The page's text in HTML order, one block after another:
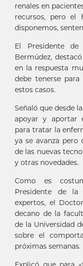
renales en
recursos, pero el
disponemos,
El Presidente de
Bermúdez,
en la respuesta
debe tenerse
estos casos.
Señaló que desde
apoyar y aportar
para tratar la
ya se avanza pero
de las nuevas
y otras novedades.
Como es
Presidente de
expertos, el
decano de la
de la Universidad
sobre el
próximas semanas.